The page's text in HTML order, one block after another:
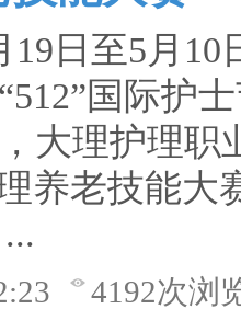
19日至5月10
国际护
大理护理职
养老技能大
4192次浏